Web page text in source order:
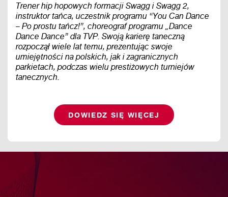
Trener hip hopowych formacji Swagg i Swagg 2,
instruktor tańca, uczestnik programu “You Can Dance
– Po prostu tańcz!”, choreograf programu „Dance
Dance Dance” dla TVP. Swoją karierę taneczną
rozpoczął wiele lat temu, prezentując swoje
umiejętności na polskich, jak i zagranicznych
parkietach, podczas wielu prestiżowych turniejów
tanecznych.
DOWIEDZ SIĘ WIĘCEJ